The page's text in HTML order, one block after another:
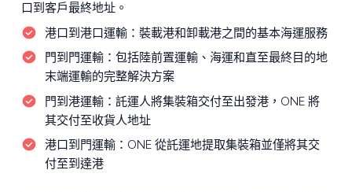
口到客戶最終地址。
港口到港口運輸： 裝載港和卸載港之間的基本海運服務
門到門運輸： 包括陸前置運輸、海運和直至最終目的地
末端運輸的完整解決方案
門到港運輸： 託運人將集裝箱交付至出發港，ONE 將
其交付至收貨人地址
港口到門運輸： ONE 從託運地提取集裝箱並僅將其交
付至到達港